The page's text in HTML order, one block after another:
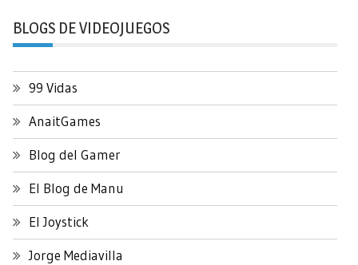
BLOGS DE VIDEOJUEGOS
99 Vidas
AnaitGames
Blog del Gamer
El Blog de Manu
El Joystick
Jorge Mediavilla